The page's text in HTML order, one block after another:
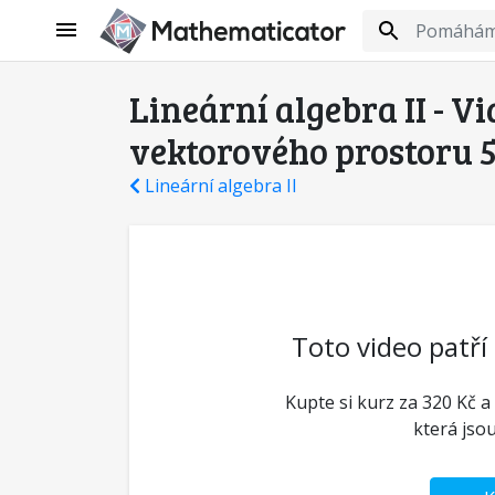
Lineární algebra II -
vektorového prostoru
Lineární algebra II
Toto video patří
Kupte si kurz za 320 Kč
která